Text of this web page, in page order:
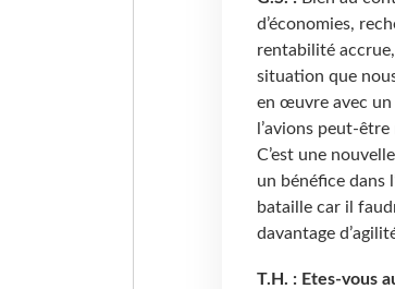
d’économies,
rentabilité
situation que
en œuvre avec un
l’avions peut-
C’est une
un bénéfice dans
bataille car il
davantage
T.H. : Etes-vous